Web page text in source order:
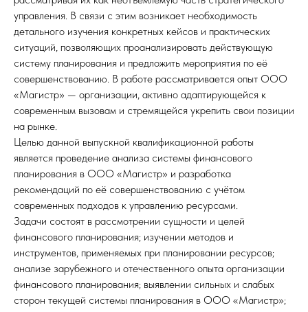
управления. В связи с этим возникает необходимость
детального изучения конкретных кейсов и практических
ситуаций, позволяющих проанализировать действующую
систему планирования и предложить мероприятия по её
совершенствованию. В работе рассматривается опыт ООО
«Магистр» — организации, активно адаптирующейся к
современным вызовам и стремящейся укрепить свои позиции
на рынке.
Целью данной выпускной квалификационной работы
является проведение анализа системы финансового
планирования в ООО «Магистр» и разработка
рекомендаций по её совершенствованию с учётом
современных подходов к управлению ресурсами.
Задачи состоят в рассмотрении сущности и целей
финансового планирования; изучении методов и
инструментов, применяемых при планировании ресурсов;
анализе зарубежного и отечественного опыта организации
финансового планирования; выявлении сильных и слабых
сторон текущей системы планирования в ООО «Магистр»;